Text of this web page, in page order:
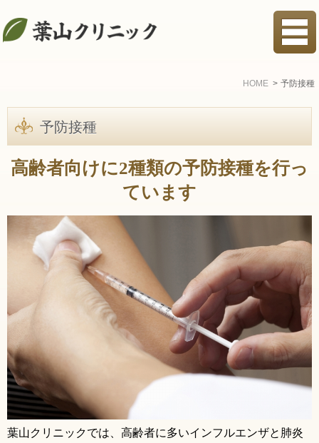
HOME 予防接種
予防接種
高齢者向けに2種類の予防接種を行っ
ています
葉山クリニックでは、高齢者に多いインフルエンザと肺炎